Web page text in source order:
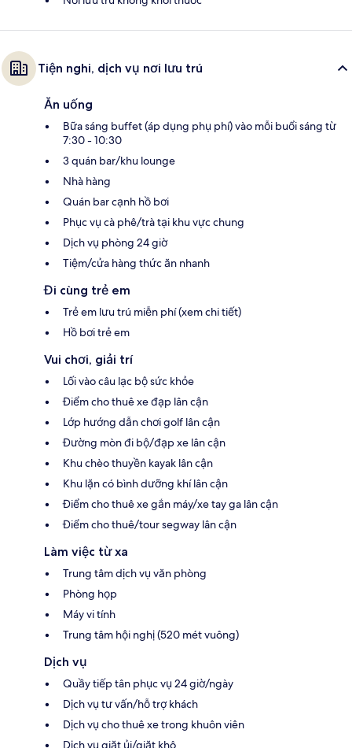
Tiện nghi, dịch vụ nơi lưu trú
Ăn uống
Bữa sáng buffet (áp dụng phụ phí) vào mỗi buổi sáng từ
7:30 - 10:30
3 quán bar/khu lounge
Nhà hàng
Quán bar cạnh hồ bơi
Phục vụ cà phê/trà tại khu vực chung
Dịch vụ phòng 24 giờ
Tiệm/cửa hàng thức ăn nhanh
Đi cùng trẻ em
Trẻ em lưu trú miễn phí (xem chi tiết)
Hồ bơi trẻ em
Vui chơi, giải trí
Lối vào câu lạc bộ sức khỏe
Điểm cho thuê xe đạp lân cận
Lớp hướng dẫn chơi golf lân cận
Đường mòn đi bộ/đạp xe lân cận
Khu chèo thuyền kayak lân cận
Khu lặn có bình dưỡng khí lân cận
Điểm cho thuê xe gắn máy/xe tay ga lân cận
Điểm cho thuê/tour segway lân cận
Làm việc từ xa
Trung tâm dịch vụ văn phòng
Phòng họp
Máy vi tính
Trung tâm hội nghị (520 mét vuông)
Dịch vụ
Quầy tiếp tân phục vụ 24 giờ/ngày
Dịch vụ tư vấn/hỗ trợ khách
Dịch vụ cho thuê xe trong khuôn viên
Dịch vụ giặt ủi/giặt khô